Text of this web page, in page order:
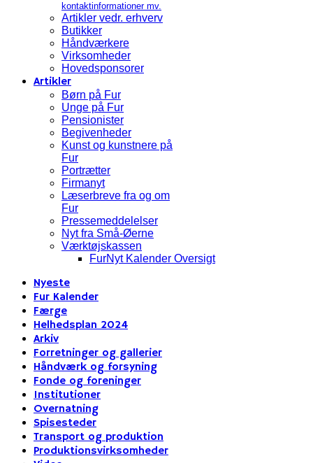
kontaktinformationer mv.
Artikler vedr. erhverv
Butikker
Håndværkere
Virksomheder
Hovedsponsorer
Artikler
Børn på Fur
Unge på Fur
Pensionister
Begivenheder
Kunst og kunstnere på
Fur
Portrætter
Firmanyt
Læserbreve fra og om
Fur
Pressemeddelelser
Nyt fra Små-Øerne
Værktøjskassen
FurNyt Kalender Oversigt
Nyeste
Fur Kalender
Færge
Helhedsplan 2024
Arkiv
Forretninger og gallerier
Håndværk og forsyning
Fonde og foreninger
Institutioner
Overnatning
Spisesteder
Transport og produktion
Produktionsvirksomheder